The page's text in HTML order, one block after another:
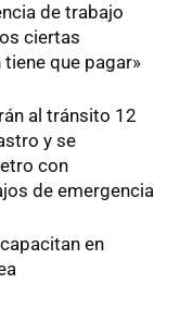
de trabajo
ciertas
que pagar»
al tránsito 12
y se
con
de emergencia
en